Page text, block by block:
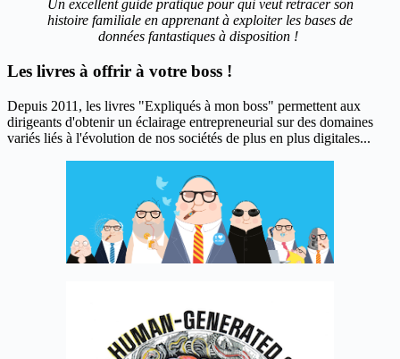
Un excellent guide pratique pour qui veut retracer son
histoire familiale en apprenant à exploiter les bases de
données fantastiques à disposition !
Les livres à offrir à votre boss !
Depuis 2011, les livres "Expliqués à mon boss" permettent aux
dirigeants d'obtenir un éclairage entrepreneurial sur des domaines
variés liés à l'évolution de nos sociétés de plus en plus digitales...